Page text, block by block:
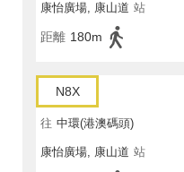
康怡廣場, 康山道 站
距離 180m
N8X
往 中環(港澳碼頭)
康怡廣場, 康山道 站